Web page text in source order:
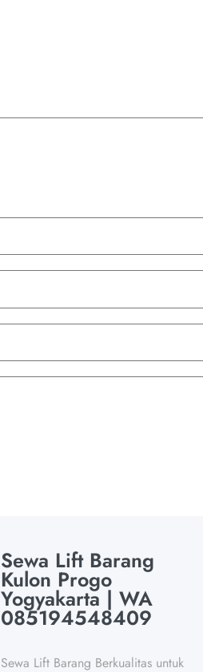
Sewa Lift Barang
Kulon Progo
Yogyakarta | WA
085194548409
Sewa Lift Barang Berkualitas untuk